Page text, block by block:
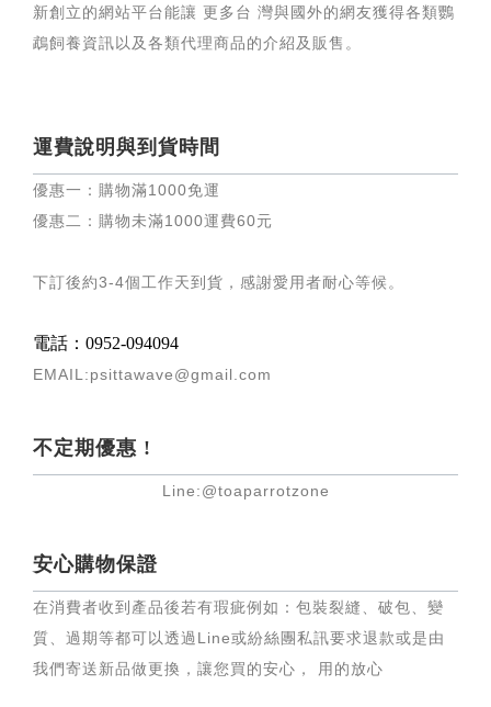
新創立的網站平台能讓 更多台 灣與國外的網友獲得各類鸚
鵡飼養資訊以及各類代理商品的介紹及販售。
運費說明與到貨時間
優惠一：購物滿1000免運
優惠二：購物未滿1000運費60元
下訂後約3-4個工作天到貨，感謝愛用者耐心等候 。
電話：0952-094094
EMAIL:psittawave@gmail.com
不定期優惠 !
Line:@toaparrotzone
安心購物保證
在消費者收到產品後若有瑕疵例如：包裝裂縫、破包、變
質、過期等都可以透過Line或紛絲團私訊要求退款或是由
我們寄送新品做更換，讓您買的安心， 用的放心